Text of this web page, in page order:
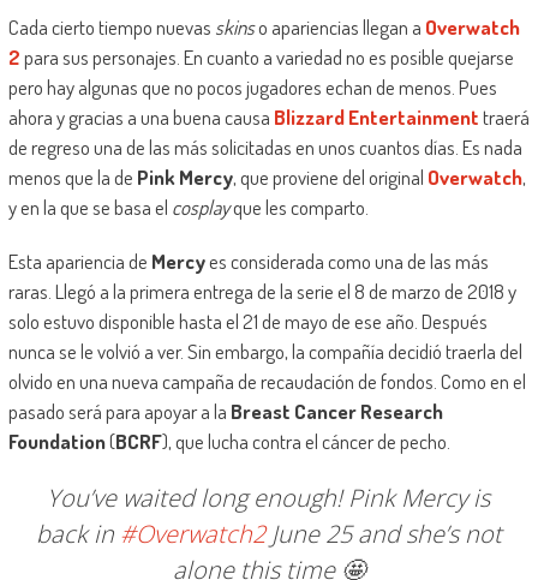
Cada cierto tiempo nuevas skinso apariencias llegan a Overwatch
2para sus personajes. En cuanto a variedad no es posible quejarse
pero hay algunas que no pocos jugadores echan de menos. Pues
ahora y gracias a una buena causa Blizzard Entertainmenttraerá
de regreso una de las más solicitadas en unos cuantos días. Es nada
menos que la de Pink Mercy, que proviene del original Overwatch,
y en la que se basa el cosplayque les comparto.
Esta apariencia de Mercyes considerada como una de las más
raras. Llegó a la primera entrega de la serie el 8 de marzo de 2018 y
solo estuvo disponible hasta el 21 de mayo de ese año. Después
nunca se le volvió a ver. Sin embargo, la compañía decidió traerla del
olvido en una nueva campaña de recaudación de fondos. Como en el
pasado será para apoyar a la Breast Cancer Research
Foundation(BCRF), que lucha contra el cáncer de pecho.
You’ve waited long enough! Pink Mercy is
back in #Overwatch2June 25 and she’s not
alone this time 🤩